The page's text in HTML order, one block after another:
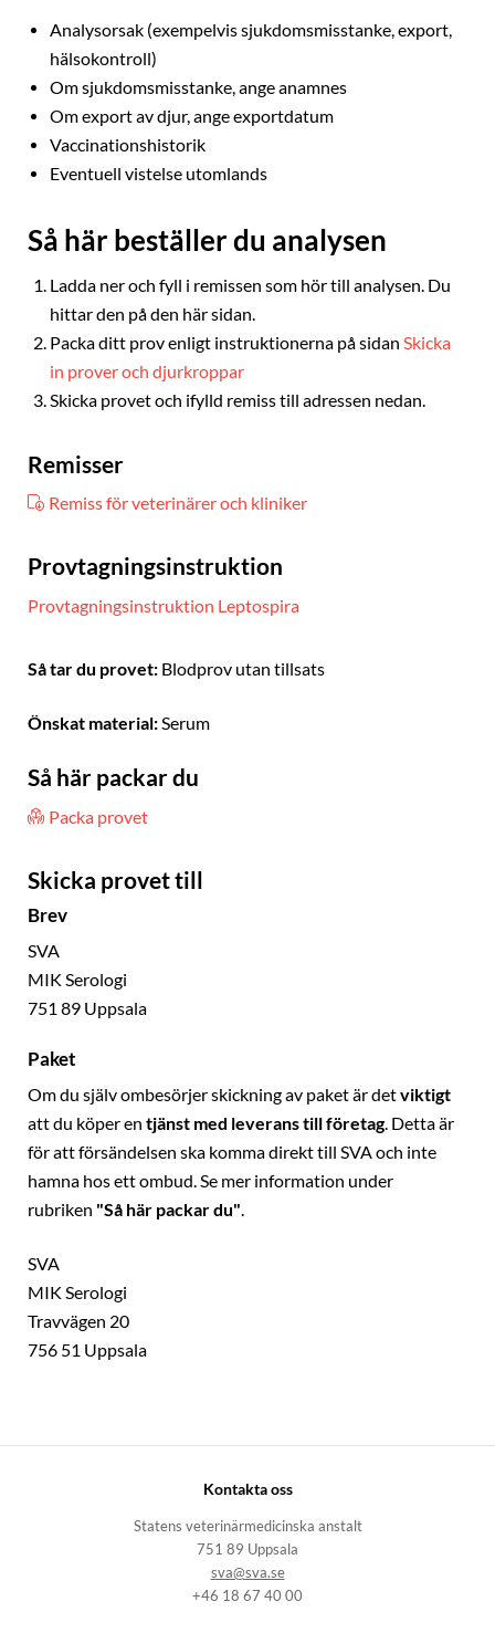
Analysorsak (exempelvis sjukdomsmisstanke, export,
hälsokontroll)
Om sjukdomsmisstanke, ange anamnes
Om export av djur, ange exportdatum
Vaccinationshistorik
Eventuell vistelse utomlands
Så här beställer du analysen
Ladda ner och fyll i remissen som hör till analysen. Du
hittar den på den här sidan.
Packa ditt prov enligt instruktionerna på sidan Skicka
in prover och djurkroppar
Skicka provet och ifylld remiss till adressen nedan.
Remisser
Remiss för veterinärer och kliniker
Provtagningsinstruktion
Provtagningsinstruktion Leptospira
Så tar du provet: Blodprov utan tillsats
Önskat material:Serum
Så här packar du
Packa provet
Skicka provet till
Brev
SVA
MIK Serologi
751 89 Uppsala
Paket
Om du själv ombesörjer skickning av paket är detviktigt
att du köper en tjänst med leverans till företag. Detta är
för att försändelsen ska komma direkt till SVA och inte
hamna hos ett ombud. Se mer information under
rubriken "Så här packar du".
SVA
MIK Serologi
Travvägen 20
756 51 Uppsala
Kontakta oss
Statens veterinärmedicinska anstalt
751 89 Uppsala
sva@sva.se
+46 18 67 40 00